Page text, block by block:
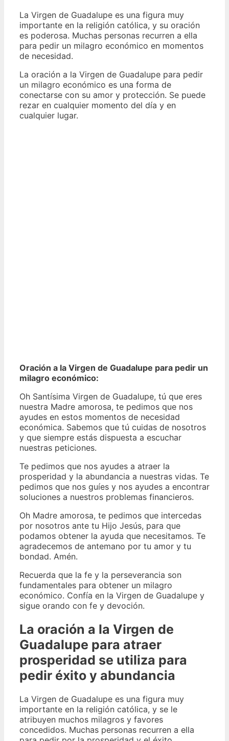
La Virgen de Guadalupe es una figura muy
importante en la religión católica, y su oración
es poderosa. Muchas personas recurren a ella
para pedir un milagro económico en momentos
de necesidad.
La oración a la Virgen de Guadalupe para pedir
un milagro económico es una forma de
conectarse con su amor y protección. Se puede
rezar en cualquier momento del día y en
cualquier lugar.
Oración a la Virgen de Guadalupe para pedir un
milagro económico:
Oh Santísima Virgen de Guadalupe, tú que eres
nuestra Madre amorosa, te pedimos que nos
ayudes en estos momentos de necesidad
económica. Sabemos que tú cuidas de nosotros
y que siempre estás dispuesta a escuchar
nuestras peticiones.
Te pedimos que nos ayudes a atraer la
prosperidad y la abundancia a nuestras vidas. Te
pedimos que nos guíes y nos ayudes a encontrar
soluciones a nuestros problemas financieros.
Oh Madre amorosa, te pedimos que intercedas
por nosotros ante tu Hijo Jesús, para que
podamos obtener la ayuda que necesitamos. Te
agradecemos de antemano por tu amor y tu
bondad. Amén.
Recuerda que la fe y la perseverancia son
fundamentales para obtener un milagro
económico. Confía en la Virgen de Guadalupe y
sigue orando con fe y devoción.
La oración a la Virgen de
Guadalupe para atraer
prosperidad se utiliza para
pedir éxito y abundancia
La Virgen de Guadalupe es una figura muy
importante en la religión católica, y se le
atribuyen muchos milagros y favores
concedidos. Muchas personas recurren a ella